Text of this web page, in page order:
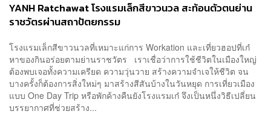
YANH Ratchawat โรงแรมเล็กสีขาวนวล สะท้อนตัวตนย่าน
ราชวัตรผ่านสถาปัตยกรรม
โรงแรมเล็กสีขาวนวลที่เหมาะแก่การ Workation และเที่ยวฮอปที่เก๋
หาของกินอร่อยตามย่านราชวัตร เราเชื่อว่าการใช้ชีวิตในเมืองใหญ่
ต้องพบเจอทั้งความเครียด ความวุ่นวาย สร้างความจำเจให้ชีวิต จน
บางครั้งก็ต้องการสิ่งใหม่ๆ มาสร้างสีสันบ้างในวันหยุด การเที่ยวเมือง
แบบ One Day Trip หรือพักค้างคืนยังโรงแรมเก๋ จึงเป็นหนึ่งวิธีเปลี่ยน
บรรยากาศที่ช่วยสร้าง...